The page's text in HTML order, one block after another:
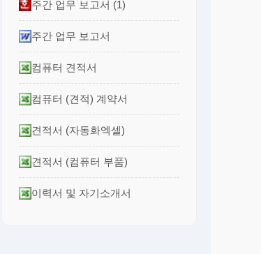
주간 업무 보고서 (1)
주간 업무 보고서
컴퓨터 견적서
컴퓨터 (견적) 계약서
견적서 (자동화엑셀)
견적서 (컴퓨터 부품)
이력서 및 자기소개서